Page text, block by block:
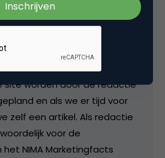
bij
Marketingfacts
site worden door de redactie
en als we er tijd voor
zelf een artikel. Als redactie
voor de
NIMA Marketingfacts